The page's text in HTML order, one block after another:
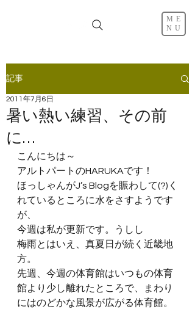
ME
NU
記事
暑い熱い練習、その前
に…
2011年7月6日
こんにちは～
アルトパートのHARUKAです！
ほっしゃんがJ’s Blogを賑わして(?)く
れているところに水をさすようです
が、
今週は私が更新です。うしし
梅雨とはいえ、真夏日が続く近畿地
方。
先週、今週の体育館はいつもの体育
館より少し離れたところで、まわり
にはのどかな風景が広がる体育館。